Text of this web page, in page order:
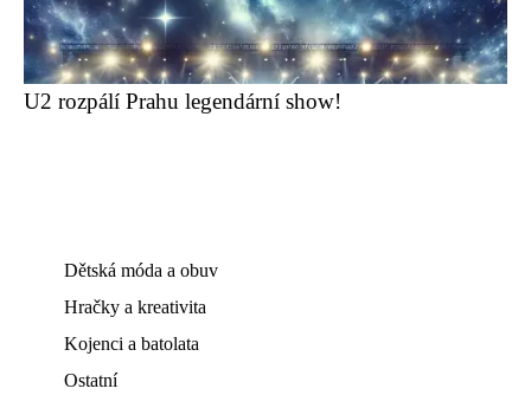
U2 rozpálí Prahu legendární show!
Dětská móda a obuv
Hračky a kreativita
Kojenci a batolata
Ostatní